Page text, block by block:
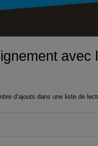
avec
d’ajouts dans une liste de